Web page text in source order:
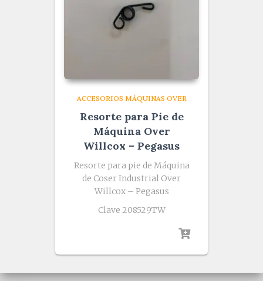
ACCESORIOS MÁQUINAS OVER
Resorte para Pie de
Máquina Over
Willcox – Pegasus
Resorte para pie de Máquina
de Coser Industrial Over
Willcox – Pegasus
Clave 208529TW